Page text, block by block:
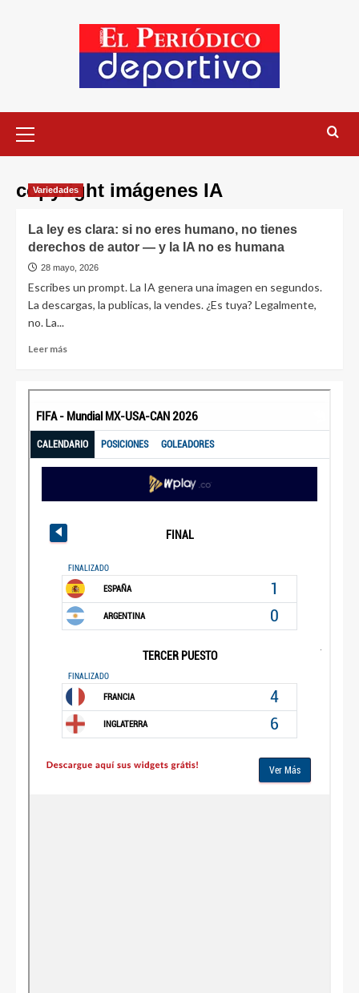
copyright imágenes IA
Variedades
La ley es clara: si no eres humano, no tienes
derechos de autor — y la IA no es humana
28 mayo, 2026
Escribes un prompt. La IA genera una imagen en segundos.
La descargas, la publicas, la vendes. ¿Es tuya? Legalmente,
no. La...
Leer más